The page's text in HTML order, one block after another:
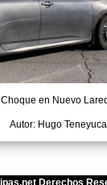
Choque en Nuevo
Autor: Hugo Teneyuca